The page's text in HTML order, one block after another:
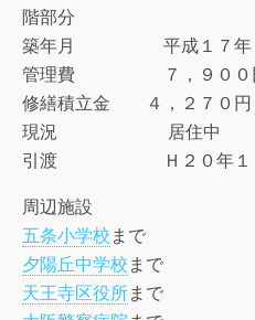
階部分
築年月 平成１７年
管理費 ７，９００
修繕積立金 ４，２７
現況 居住中
引渡 Ｈ２０年１２
周辺施設
五条小学校 まで 約
夕陽丘中学校 まで 約
天王寺区役所まで 約